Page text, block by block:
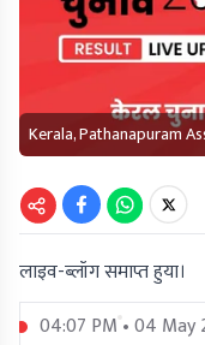
Kerala, Pathanapuram
लाइव-ब्लॉग समाप्त हुया।
04:07 PM • 04 May